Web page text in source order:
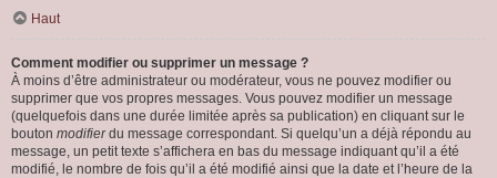
Haut
Comment modifier ou supprimer un message ?
À moins d’être administrateur ou modérateur, vous ne pouvez modifier ou
supprimer que vos propres messages. Vous pouvez modifier un message
(quelquefois dans une durée limitée après sa publication) en cliquant sur le
bouton modifierdu message correspondant. Si quelqu’un a déjà répondu au
message, un petit texte s’affichera en bas du message indiquant qu’il a été
modifié, le nombre de fois qu’il a été modifié ainsi que la date et l’heure de la